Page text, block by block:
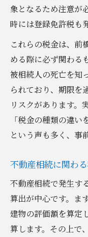
不動産相
相続税の
不動産評
贈与を活
専門家と
前橋市におけ
前橋市で
不動産相
名義変更
行政手続
象となるため注意が
時には登録免許税も
これらの税金は、前
める際に必ず関わる
被相続人の死亡を知
られており、期限を
リスクがあります。
「税金の種類の違い
という声も多く、事
不動産相続に関わ
不動産相続で発生す
算出が中心です。ま
建物の評価額を算定
算します。その上で